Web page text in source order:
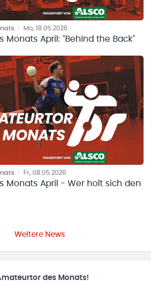
Mo, 18.05.2026
Monats April: "Behind the Back"
Fr, 08.05.2026
Monats April - Wer holt sich den
Weitere News
des Monats!